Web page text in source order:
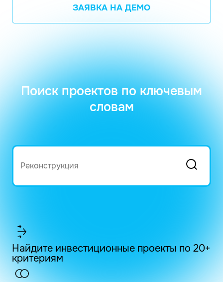
ЗАЯВКА НА ДЕМО
Поиск проектов по ключевым
словам
Найдите инвестиционные проекты по 20+
критериям